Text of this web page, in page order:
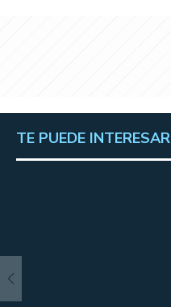
TE PUEDE INTERESAR